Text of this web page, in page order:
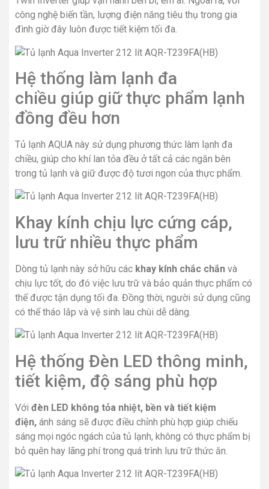
công nghệ biến tần, lượng điện năng tiêu thụ trong gia
đình giờ đây luôn được tiết kiệm tối đa.
Hệ thống làm lạnh đa
chiều giúp giữ thực phẩm lạnh
đồng đều hơn
Tủ lạnh AQUA này sử dụng phương thức làm lạnh đa
chiều, giúp cho khí lan tỏa đều ở tất cả các ngăn bên
trong tủ lạnh và giữ được độ tươi ngon của thực phẩm.
Khay kính chịu lực cứng cáp,
lưu trữ nhiều thực phẩm
Dòng tủ lạnh này sở hữu các khay kính chắc chắn và
chịu lực tốt, do đó việc lưu trữ và bảo quản thực phẩm có
thể được tận dụng tối đa. Đồng thời, người sử dụng cũng
có thể tháo lắp và vệ sinh lau chùi dễ dàng.
Hệ thống Đèn LED thông minh,
tiết kiệm, độ sáng phù hợp
Với đèn LED không tỏa nhiệt, bền và tiết kiệm
điện, ánh sáng sẽ được điều chỉnh phù hợp giúp chiếu
sáng mọi ngóc ngách của tủ lạnh, không có thực phẩm bị
bỏ quên hay lãng phí trong quá trình lưu trữ thức ăn.